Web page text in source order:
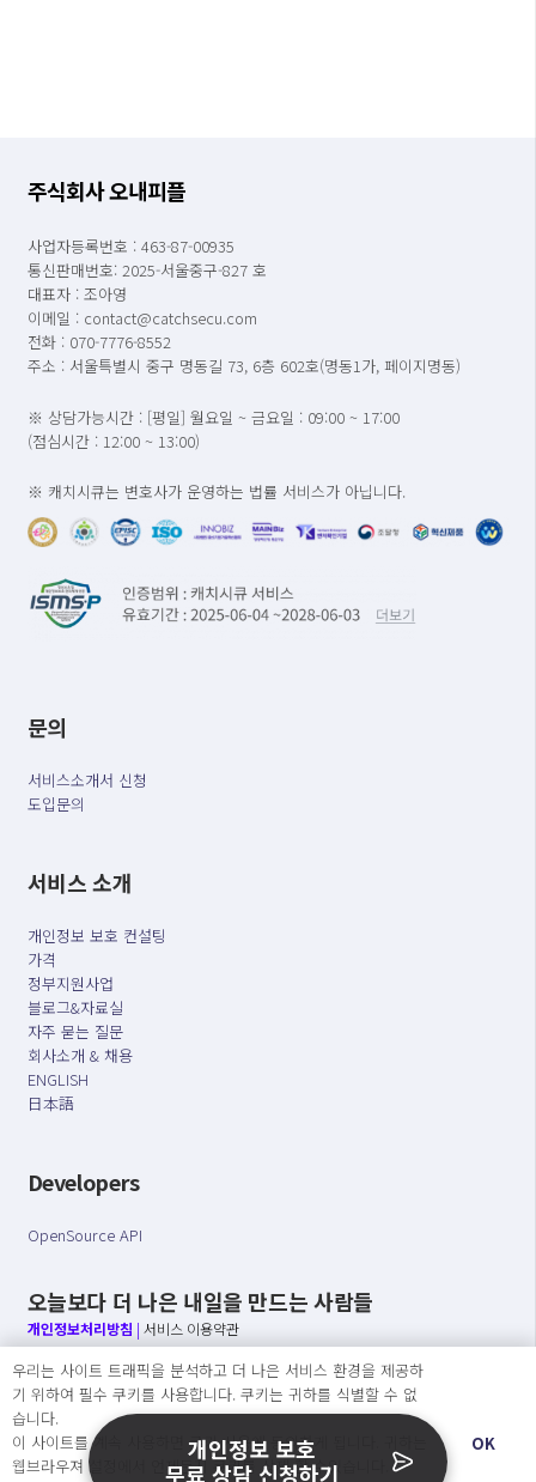
주식회사 오내피플
사업자등록번호 : 463-87-00935
통신판매번호: 2025-서울중구-827 호
대표자 : 조아영
이메일 : contact@catchsecu.com
전화 : 070-7776-8552
주소 : 서울특별시 중구 명동길 73, 6층 602호(명동1가, 페이지명동)
※ 상담가능시간 : [평일] 월요일 ~ 금요일 : 09:00 ~ 17:00
(점심시간 : 12:00 ~ 13:00)
※ 캐치시큐는 변호사가 운영하는 법률 서비스가 아닙니다.
문의
서비스소개서 신청
도입문의
서비스 소개
개인정보 보호 컨설팅
가격
정부지원사업
블로그&자료실
자주 묻는 질문
회사소개 & 채용
ENGLISH
日本語
Developers
OpenSource API
오늘보다 더 나은 내일을 만드는 사람들
개인정보처리방침 | 서비스 이용약관
○ 개인정보보호 컴플라이언스를 선도하겠습니다.
○ 정보주체의 권리를 보장하겠습니다.
○ 기업의 개인정보보호를 위한 효율적 관리를 보장하겠습니다.
우리는 사이트 트래픽을 분석하고 더 나은 서비스 환경을 제공하
기 위하여 필수 쿠키를 사용합니다. 쿠키는 귀하를 식별할 수 없
습니다.
이 사이트를 계속 사용하면 쿠키 사용에 동의하게 됩니다. 귀하는
웹브라우져 설정에서 언제든지 쿠키를 삭제 할 수있습니다.
OK
개인정보 보호
무료 상담 신청하기